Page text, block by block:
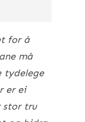
for å
må
tydelege
er ei
stor tru